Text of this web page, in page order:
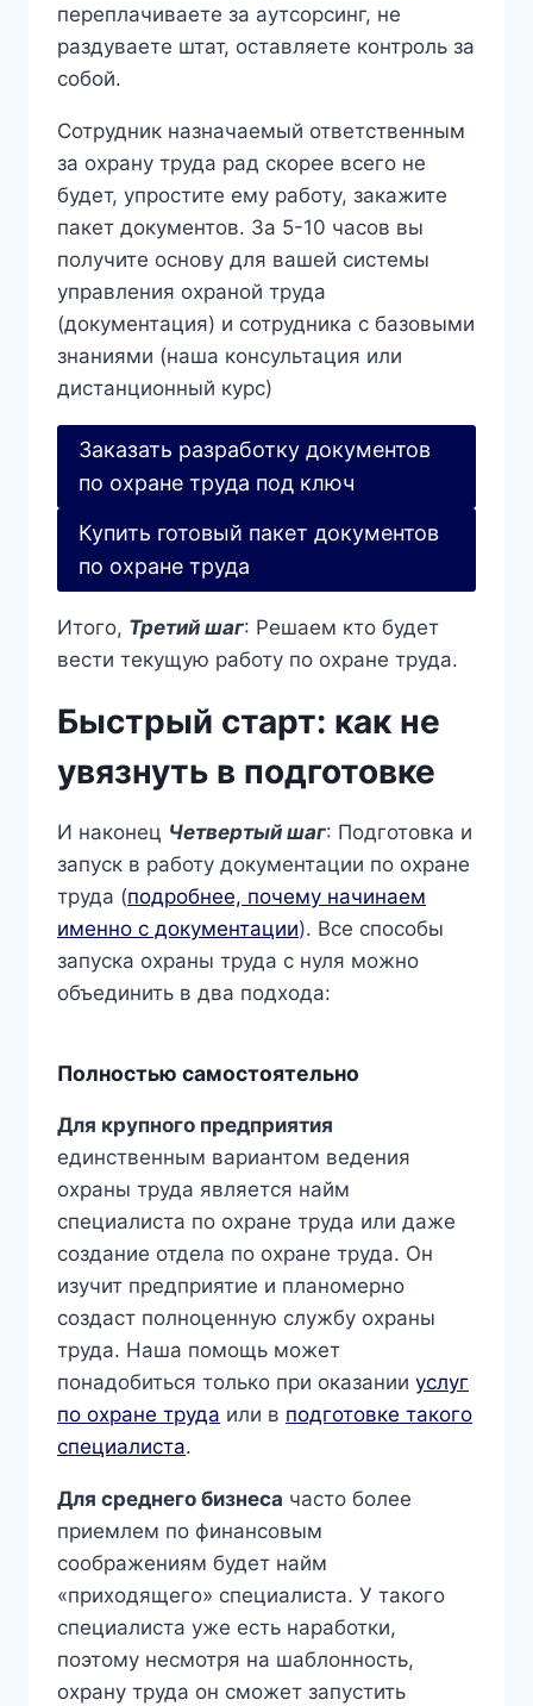
переплачиваете за аутсорсинг, не
раздуваете штат, оставляете контроль за
собой.
Сотрудник назначаемый ответственным
за охрану труда рад скорее всего не
будет, упростите ему работу, закажите
пакет документов. За 5-10 часов вы
получите основу для вашей системы
управления охраной труда
(документация) и сотрудника с базовыми
знаниями (наша консультация или
дистанционный курс)
Заказать разработку документов
по охране труда под ключ
Купить готовый пакет документов
по охране труда
Итого, Третий шаг: Решаем кто будет
вести текущую работу по охране труда.
Быстрый старт: как не
увязнуть в подготовке
И наконец Четвертый шаг: Подготовка и
запуск в работу документации по охране
труда (подробнее, почему начинаем
именно с документации). Все способы
запуска охраны труда с нуля можно
объединить в два подхода:
Полностью самостоятельно
Для крупного предприятия
единственным вариантом ведения
охраны труда является найм
специалиста по охране труда или даже
создание отдела по охране труда. Он
изучит предприятие и планомерно
создаст полноценную службу охраны
труда. Наша помощь может
понадобиться только при оказании услуг
по охране труда или в подготовке такого
специалиста.
Для среднего бизнеса часто более
приемлем по финансовым
соображениям будет найм
«приходящего» специалиста. У такого
специалиста уже есть наработки,
поэтому несмотря на шаблонность,
охрану труда он сможет запустить